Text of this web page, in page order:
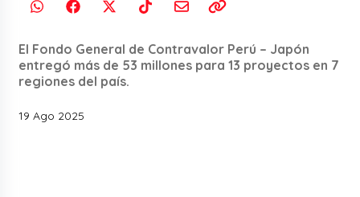
El Fondo General de Contravalor Perú – Japón
entregó más de 53 millones para 13 proyectos en 7
regiones del país.
19 Ago 2025